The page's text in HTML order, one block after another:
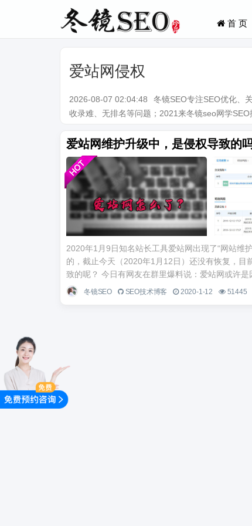
首 页
爱站网侵权
2026-08-07 02:04:48
冬镜SEO专注SEO优化、
收录难、无排名等问题；2021来冬镜seo网学
爱站网维护升级中，是侵权导致的
2020年1月9日知名站长工具爱站网出现了“网站维
的，截止今天（2020年1月12日）还没有恢复，
致的呢？ 今日有网友在群里爆料说：爱站网或许是
冬镜SEO SEO技术博客 2020-1-12 51445